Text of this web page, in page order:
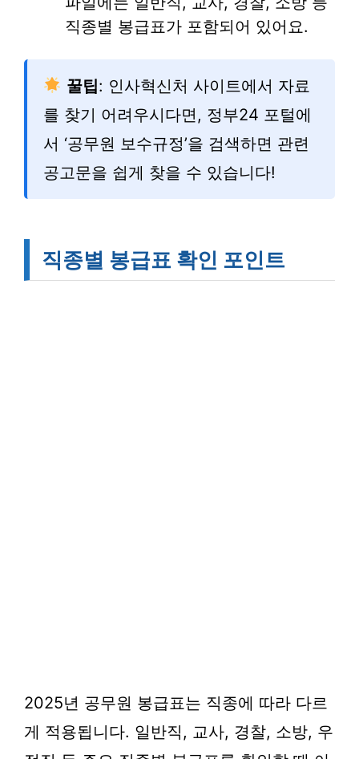
직종별 봉급표가 포함되어 있어요.
꿀팁: 인사혁신처 사이트에서 자료
를 찾기 어려우시다면, 정부24 포털에
서 ‘공무원 보수규정’을 검색하면 관련
공고문을 쉽게 찾을 수 있습니다!
직종별 봉급표 확인 포인트
2025년 공무원 봉급표는 직종에 따라 다르
게 적용됩니다. 일반직, 교사, 경찰, 소방, 우